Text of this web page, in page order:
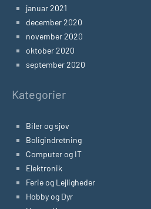
januar 2021
december 2020
november 2020
oktober 2020
september 2020
Kategorier
Biler og sjov
Boligindretning
Computer og IT
Elektronik
Ferie og Lejligheder
Hobby og Dyr